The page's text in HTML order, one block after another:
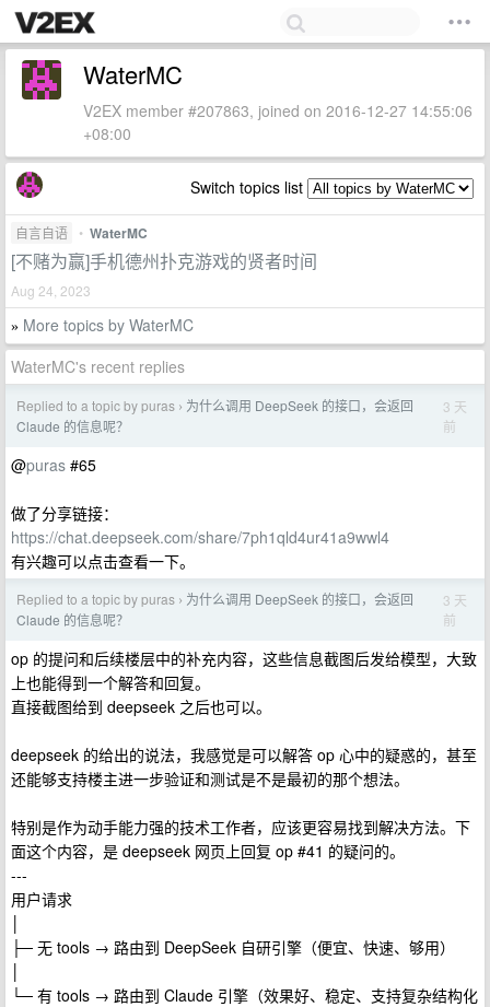
WaterMC
V2EX member #207863, joined on 2016-12-27 14:55:06
+08:00
Switch topics list
自言自语 • WaterMC
[不赌为赢]手机德州扑克游戏的贤者时间
Aug 24, 2023
» More topics by WaterMC
WaterMC's recent replies
Replied to a topic by puras › 为什么调用 DeepSeek 的接口，会返回
Claude 的信息呢？
3 天
前
@puras #65
做了分享链接：
https://chat.deepseek.com/share/7ph1qld4ur41a9wwl4
有兴趣可以点击查看一下。
Replied to a topic by puras › 为什么调用 DeepSeek 的接口，会返回
Claude 的信息呢？
3 天
前
op 的提问和后续楼层中的补充内容，这些信息截图后发给模型，大致
上也能得到一个解答和回复。
直接截图给到 deepseek 之后也可以。
deepseek 的给出的说法，我感觉是可以解答 op 心中的疑惑的，甚至
还能够支持楼主进一步验证和测试是不是最初的那个想法。
特别是作为动手能力强的技术工作者，应该更容易找到解决方法。下
面这个内容，是 deepseek 网页上回复 op #41 的疑问的。
---
用户请求
├─ 无 tools → 路由到 DeepSeek 自研引擎（便宜、快速、够用）
└─ 有 tools → 路由到 Claude 引擎（效果好、稳定、支持复杂结构化